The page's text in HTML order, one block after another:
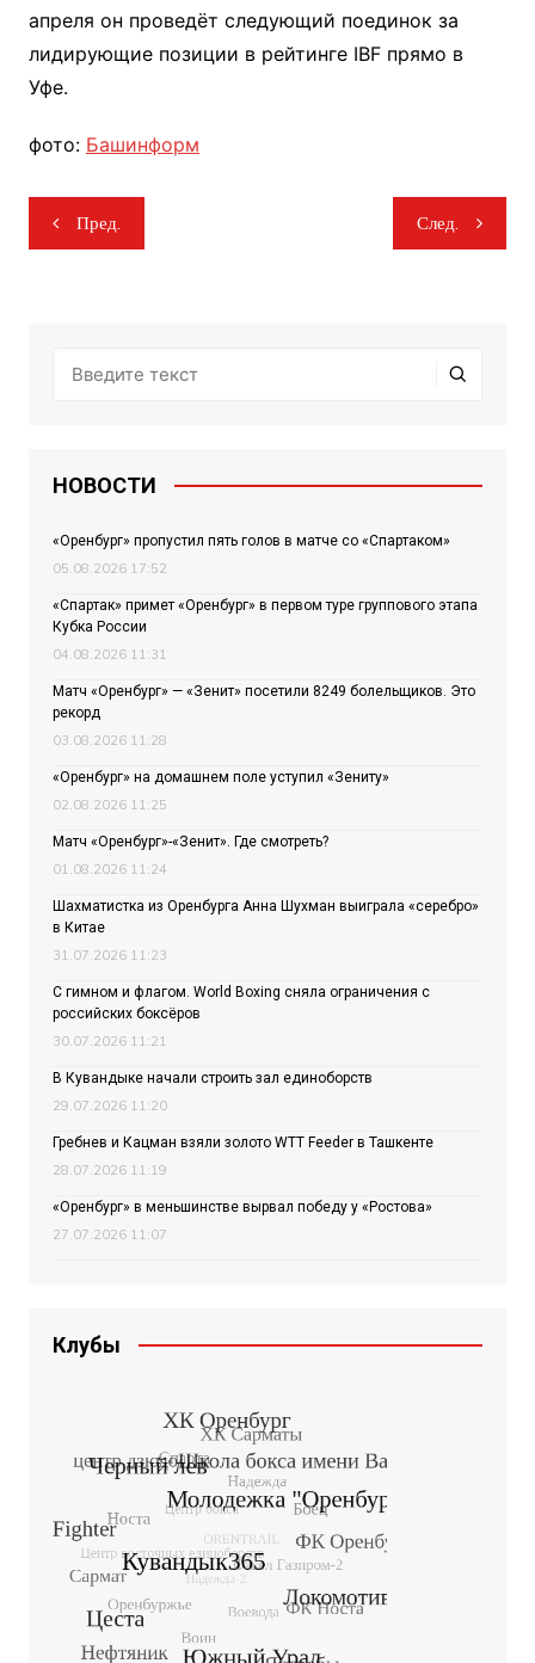
апреля он проведёт следующий поединок за
лидирующие позиции в рейтинге IBF прямо в
Уфе.
фото: Башинформ
Навигация
по
Пред. След.
НОВОСТИ
«Оренбург» пропустил пять голов в матче со «Спартаком»
05.08.2026 17:52
«Спартак» примет «Оренбург» в первом туре группового этапа
Кубка России
04.08.2026 11:31
Матч «Оренбург» — «Зенит» посетили 8249 болельщиков. Это
рекорд
03.08.2026 11:28
«Оренбург» на домашнем поле уступил «Зениту»
02.08.2026 11:25
Матч «Оренбург»-«Зенит». Где смотреть?
01.08.2026 11:24
Шахматистка из Оренбурга Анна Шухман выиграла «серебро»
в Китае
31.07.2026 11:23
С гимном и флагом. World Boxing сняла ограничения с
российских боксёров
30.07.2026 11:21
В Кувандыке начали строить зал единоборств
29.07.2026 11:20
Гребнев и Кацман взяли золото WTT Feeder в Ташкенте
28.07.2026 11:19
«Оренбург» в меньшинстве вырвал победу у «Ростова»
27.07.2026 11:07
Клубы